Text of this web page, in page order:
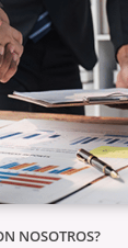
NOSOTROS?